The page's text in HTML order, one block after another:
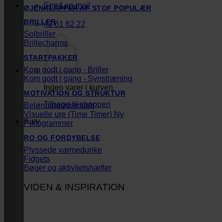
Send en mail
42 61 62 22
Ingen varer i kurven.
Tilbage til shoppen
Kurv
ØJENKLAPPER AF STOF
BRILLER
Solbriller
Brillecharms
STARTPAKKER
Kom godt i gang - Briller
Kom godt i gang - Synstræning
MOTIVATION OG STRUKTUR
Belønningsskemaer
Visuelle ure (Time Timer)
Piktogrammer
RO OG FORDYBELSE
Plyssede varmedunke
Fidgets
Bøger og aktivitetshæfter
VIDEN & INSPIRATION